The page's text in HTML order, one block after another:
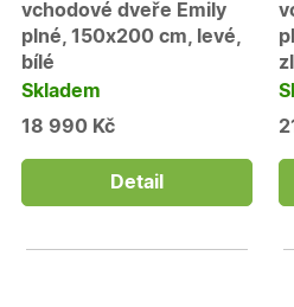
vchodové dveře Emily
plné, 150x200 cm, levé,
bílé
Skladem
18 990 Kč
Detail